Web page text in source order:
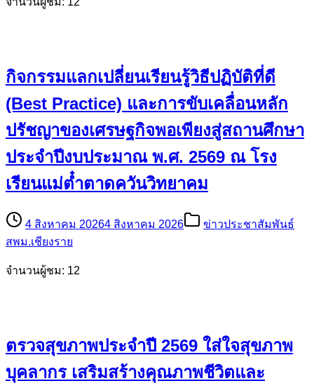
กิจกรรมแลกเปลี่ยนเรียนรู้วิธีปฏิบัติที่ดี
(Best Practice) และการขับเคลื่อนหลัก
ปรัชญาของเศรษฐกิจพอเพียงสู่สถานศึกษา
ประจำปีงบประมาณ พ.ศ. 2569 ณ โรง
เรียนแม่ต๋ำตาดควันวิทยาคม
4 สิงหาคม 20264 สิงหาคม 2026
ข่าวประชาสัมพันธ์
สพม.เชียงราย
จำนวนผู้ชม: 12
ตรวจสุขภาพประจำปี 2569 ใส่ใจสุขภาพ
บุคลากร เสริมสร้างคุณภาพชีวิตและ